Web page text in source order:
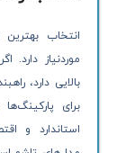
انتخاب
موردنیاز
بالایی دارد،
برای
استاندارد و